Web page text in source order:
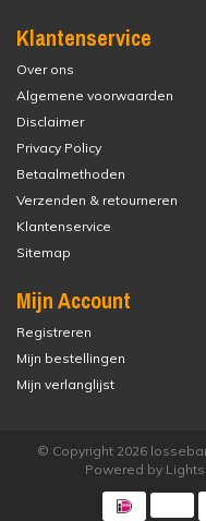
Klantenservice
Over ons
Algemene voorwaarden
Disclaimer
Privacy Policy
Betaalmethoden
Verzenden & retourneren
Klantenservice
Sitemap
Mijn Account
Registreren
Mijn bestellingen
Mijn verlanglijst
© Copyright 2026
Powered by